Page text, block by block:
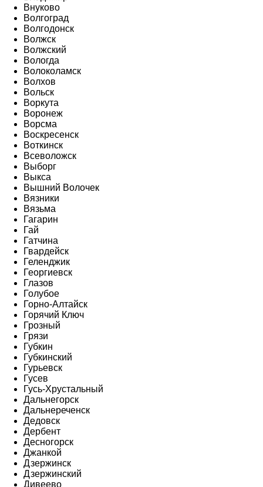
Внуково
Волгоград
Волгодонск
Волжск
Волжский
Вологда
Волоколамск
Волхов
Вольск
Воркута
Воронеж
Ворсма
Воскресенск
Воткинск
Всеволожск
Выборг
Выкса
Вышний Волочек
Вязники
Вязьма
Гагарин
Гай
Гатчина
Гвардейск
Геленджик
Георгиевск
Глазов
Голубое
Горно-Алтайск
Горячий Ключ
Грозный
Грязи
Губкин
Губкинский
Гурьевск
Гусев
Гусь-Хрустальный
Дальнегорск
Дальнереченск
Дедовск
Дербент
Десногорск
Джанкой
Дзержинск
Дзержинский
Дивеево